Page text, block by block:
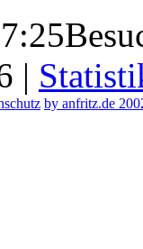
|
by anfritz.de